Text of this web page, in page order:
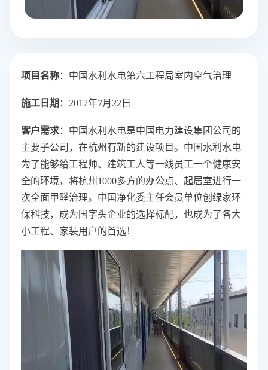
项目名称：中国水利水电第六工程局室内空气治理
施工日期 ：2017年7月22日
客户需求：中国水利水电是中国电力建设集团公司的
主要子公司，在杭州有新的建设项目。中国水利水电
为了能够给工程师、建筑工人等一线员工一个健康安
全的环境，将杭州1000多方的办公点、起居室进行一
次全面甲醛治理。中国净化委主任会员单位创绿家环
保科技，成为国字头企业的选择标配，也成为了各大
小工程、家装用户的首选！